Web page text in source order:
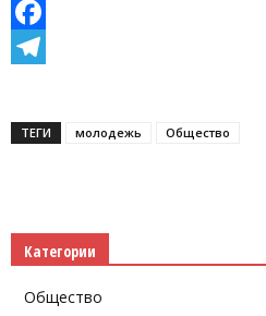
VK
Facebook
ТЕГИ молодежь Общество
Категории
Общество